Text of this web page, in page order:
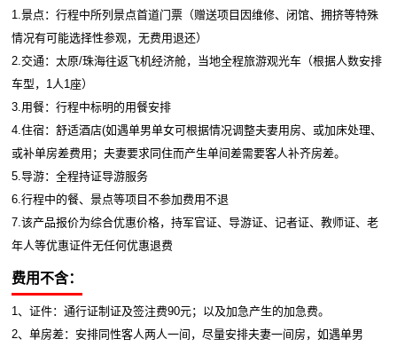
1.景点：行程中所列景点首道门票（赠送项目因维修、闭馆、拥挤等特殊
情况有可能选择性参观，无费用退还）
2.交通：太原/珠海往返飞机经济舱，当地全程旅游观光车（根据人数安排
车型，1人1座）
3.用餐：行程中标明的用餐安排
4.住宿：舒适酒店(如遇单男单女可根据情况调整夫妻用房、或加床处理、
或补单房差费用；夫妻要求同住而产生单间差需要客人补齐房差。
5.导游：全程持证导游服务
6.行程中的餐、景点等项目不参加费用不退
7.该产品报价为综合优惠价格，持军官证、导游证、记者证、教师证、老
年人等优惠证件无任何优惠退费
费用不含：
1、证件：通行证制证及签注费90元；以及加急产生的加急费。
2、单房差：安排同性客人两人一间，尽量安排夫妻一间房，如遇单男